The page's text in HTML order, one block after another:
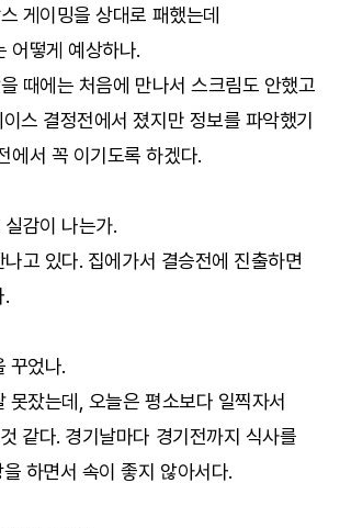
게이밍을 상대로 패했는데
어떻게 예상하나.
때에는 처음에 만나서 스크림도 안했고
스 결정전에서 졌지만 정보를 파악했기
에서 꼭 이기도록 하겠다.
감이 나는가.
고 있다. 집에가서 결승전에 진출하면
.
꾸었나.
못잤는데, 오늘은 평소보다 일찍자서
같다. 경기날마다 경기전까지 식사를
하면서 속이 좋지 않아서다.